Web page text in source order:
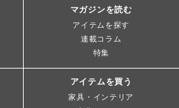
マガジンを読む
アイテムを探す
連載コラム
特集
アイテムを買う
家具・インテリア